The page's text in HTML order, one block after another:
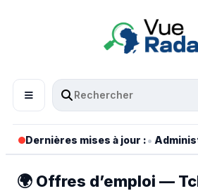
Dernières mises à jour :•
🌍 Offres d’emploi —